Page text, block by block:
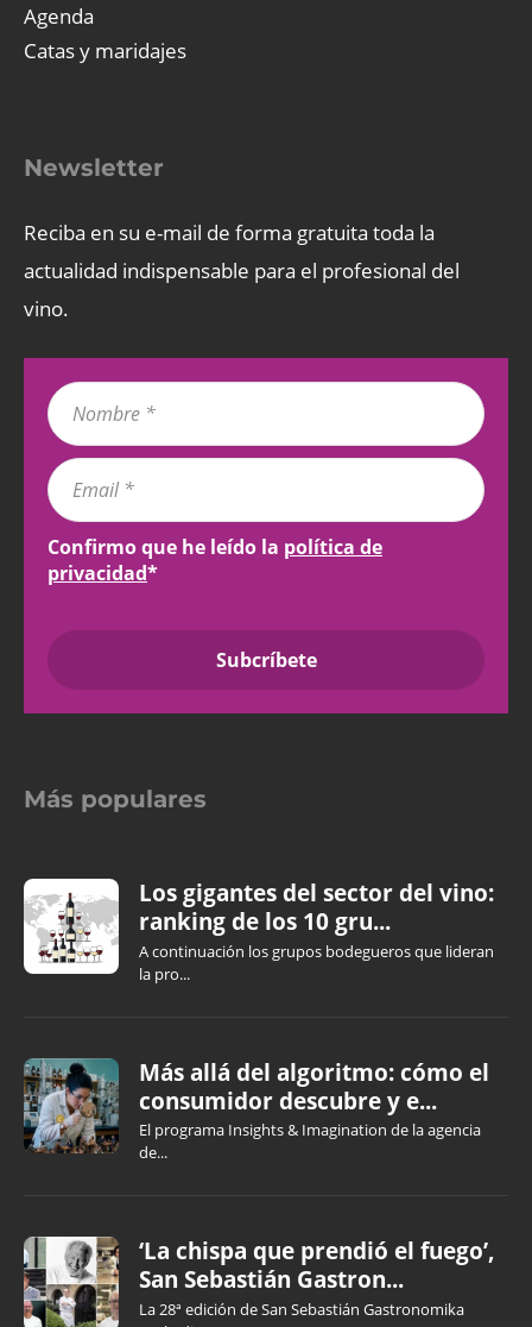
Agenda
Catas y maridajes
Newsletter
Reciba en su e-mail de forma gratuita toda la
actualidad indispensable para el profesional del
vino.
Confirmo que he leído la política de
privacidad*
Más populares
Los gigantes del sector del vino:
ranking de los 10 gru...
A continuación los grupos bodegueros que lideran
la pro...
Más allá del algoritmo: cómo el
consumidor descubre y e...
El programa Insights & Imagination de la agencia
de...
‘La chispa que prendió el fuego’,
San Sebastián Gastron...
La 28ª edición de San Sebastián Gastronomika